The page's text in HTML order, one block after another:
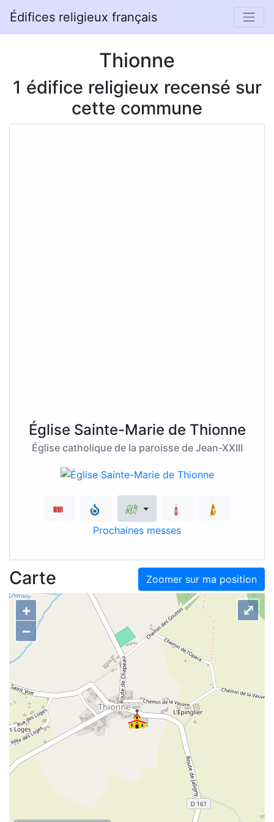
Édifices religieux français
Thionne
1 édifice religieux recensé sur
cette commune
Église Sainte-Marie de Thionne
Église catholique de la paroisse de Jean-XXIII
Prochaines messes
Zoomer sur ma position
Carte
+
–
⤢